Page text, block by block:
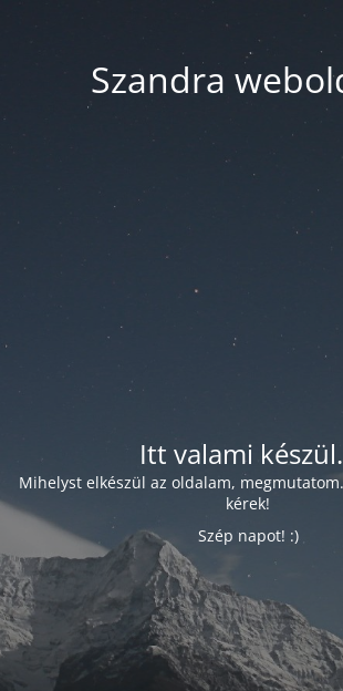
Szandra
Itt valami
Mihelyst elkészül az oldalam,
kérek!
Szép napot! :)